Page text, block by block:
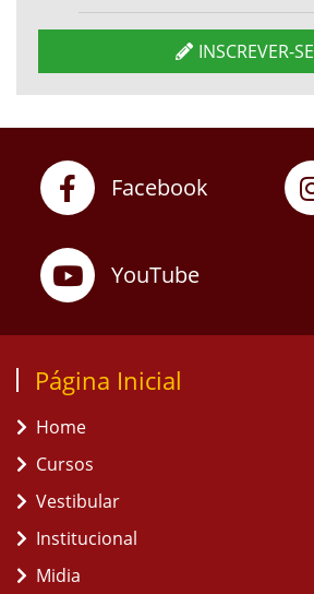
INSCREVER-SE
Facebook
YouTube
Página Inicial
Home
Cursos
Vestibular
Institucional
Midia